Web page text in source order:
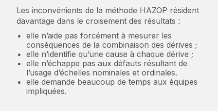
Les inconvénients de la méthode HAZOP résident
davantage dans le croisement des résultats :
elle n’aide pas forcément à mesurer les
conséquences de la combinaison des dérives ;
elle n’identifie qu’une cause à chaque dérive ;
elle n’échappe pas aux défauts résultant de
l’usage d’échelles nominales et ordinales.
elle demande beaucoup de temps aux équipes
impliquées.